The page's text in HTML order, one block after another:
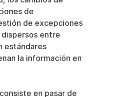
de
de excepciones
entre
estándares
la información en
en pasar de